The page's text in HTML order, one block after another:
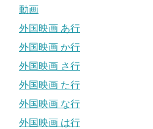
動画
外国映画 あ行
外国映画 か行
外国映画 さ行
外国映画 た行
外国映画 な行
外国映画 は行